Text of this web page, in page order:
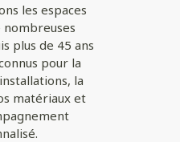
les espaces
plus de 45 ans
pour la
la
matériaux et